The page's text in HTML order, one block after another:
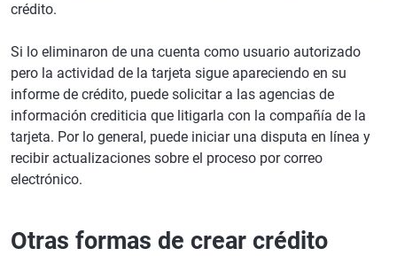
crédito.
Si lo eliminaron de una cuenta como usuario autorizado
pero la actividad de la tarjeta sigue apareciendo en su
informe de crédito, puede solicitar a las agencias de
información crediticia que litigarla con la compañía de la
tarjeta. Por lo general, puede iniciar una disputa en línea y
recibir actualizaciones sobre el proceso por correo
electrónico.
Otras formas de crear crédito